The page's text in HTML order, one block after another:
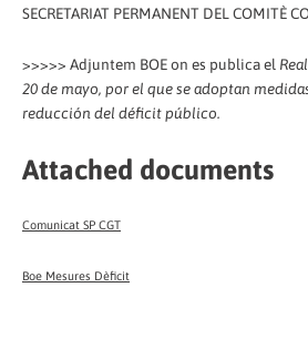
SECRETARIAT PERMANENT DEL COMITÈ
>>>>> Adjuntem BOE on es publica el
20 de mayo, por el que se adoptan
reducción del déficit público.
Attached documents
Comunicat SP CGT
Boe Mesures Dèficit